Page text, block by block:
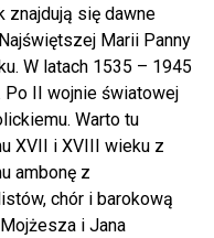
znajdują się dawne
Marii Panny
W latach 1535 – 1945
Po II wojnie światowej
Warto tu
XVII i XVIII wieku z
ambonę z
chór i barokową
i Jana